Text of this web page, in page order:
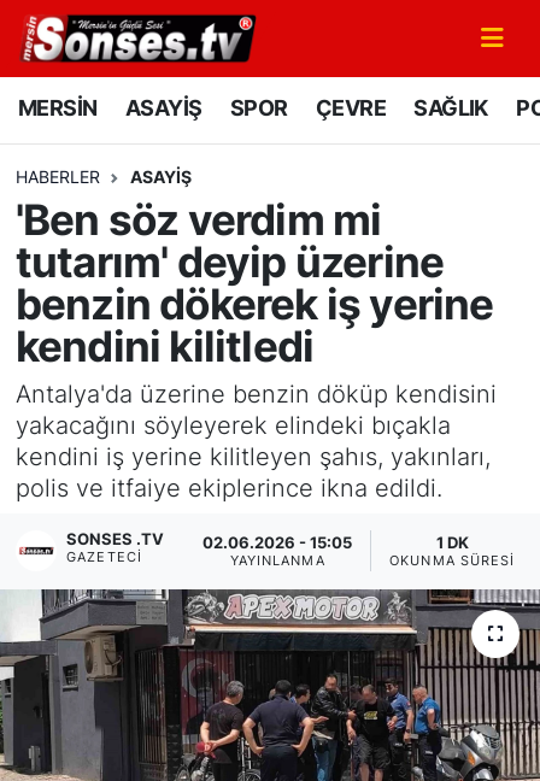
MERSİN ASAYİŞ SPOR ÇEVRE SAĞLIK
HABERLER ASAYİŞ
'Ben söz verdim mi
tutarım' deyip üzerine
benzin dökerek iş yerine
kendini kilitledi
Antalya'da üzerine benzin döküp kendisini
yakacağını söyleyerek elindeki bıçakla
kendini iş yerine kilitleyen şahıs, yakınları,
polis ve itfaiye ekiplerince ikna edildi.
SONSES .TV
GAZETECI
02.06.2026 - 15:05
YAYINLANMA
1 DK
OKUNMA SÜRESI
MERSİN
SPOR
GÜNÜN MANŞETİ
DÜNYA
KÜLTÜR - SANAT
MAGAZİN
Siyaset
YEREL HABER
Haberde insan
Tanıtım
Mersin Nöbetçi Eczaneler
Mersin Namaz Vakitleri
Mersin Trafik Yoğunluk Haritası
Süper Lig Puan Durumu ve Fikstür
Tüm Manşetler
Son Dakika Haberleri